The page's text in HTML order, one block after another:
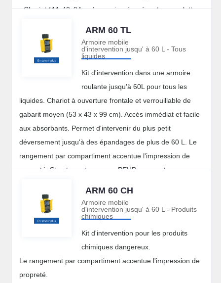
• Chariot (44x40x94 cm) en acier zingué mat sur roulettes
ARM 60 TL
Armoire mobile
d'intervention jusqu' à 60 L - Tous
liquides
Kit d'intervention dans une armoire
roulante jusqu'à 60L pour tous les
liquides. Chariot à ouverture frontale et verrouillable de
gabarit moyen (53 x 43 x 99 cm). Accès immédiat et facile
aux absorbants. Permet d'intervenir du plus petit
déversement jusqu'à des épandages de plus de 60 L. Le
rangement par compartiment accentue l'impression de
propreté. Structure et roues en PEHD assurant une
chimique.
ARM 60 CH
Armoire mobile
d'intervention jusqu' à 60 L - Produits
chimiques
Kit d'intervention pour les produits
chimiques dangereux.
Le rangement par compartiment accentue l'impression de
propreté.